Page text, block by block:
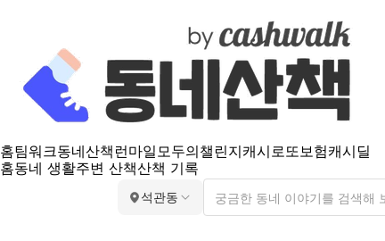
홈팀워크동네산책 런마일모두의챌린지캐시로또보험캐시딜
홈동네 생활주변 산책산책 기록
석관동